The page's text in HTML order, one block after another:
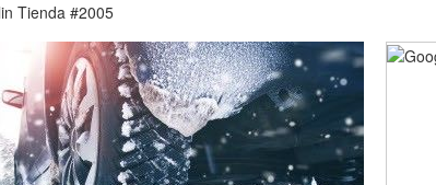
Tienda #2005